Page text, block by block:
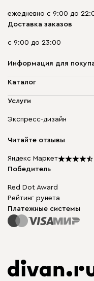
ежедневно с 9:00 до
Доставка заказов
с 9:00 до 23:00
Информация для
О компании
Доставка и оплата
диван.клуб
Карьера
Мы в прессе
Каталог
Мягкая мебель
Бескаркасная мебель
Столы и стулья
Услуги
Экспресс-дизайн
Читайте отзывы
Яндекс Маркет
Победитель
Red Dot Award
Рейтинг рунета
Платежные системы